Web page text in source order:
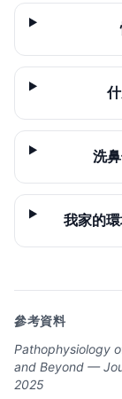
洗
我家的
參考資料
Pathophysiology
and Beyond —
2025